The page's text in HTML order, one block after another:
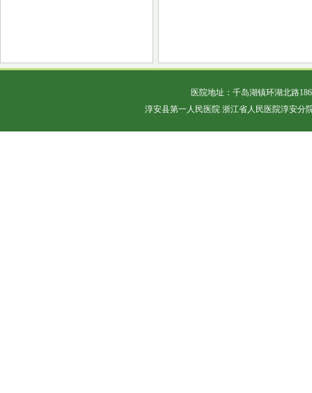
医院地址：千岛湖镇环湖北路
淳安县第一人民医院 浙江省人民医院淳安分